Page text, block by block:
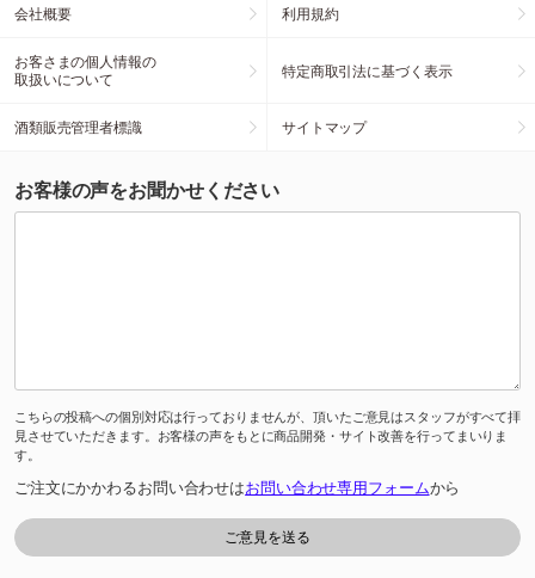
会社概要 利用規約
お客さまの個人情報の
取扱いについて
特定商取引法に基づく表示
酒類販売管理者標識 サイトマップ
お客様の声をお聞かせください
こちらの投稿への個別対応は行っておりませんが、頂いたご意見はスタッフがすべて拝
見させていただきます。お客様の声をもとに商品開発・サイト改善を行ってまいりま
す。
ご注文にかかわるお問い合わせはお問い合わせ専用フォームから